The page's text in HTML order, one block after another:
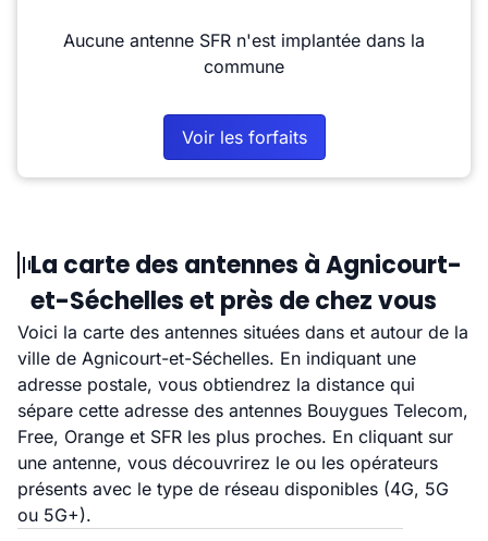
Aucune antenne SFR n'est implantée dans la
commune
Voir les forfaits
La carte des antennes à Agnicourt-
et-Séchelles et près de chez vous
Voici la carte des antennes situées dans et autour de la
ville de Agnicourt-et-Séchelles. En indiquant une
adresse postale, vous obtiendrez la distance qui
sépare cette adresse des antennes Bouygues Telecom,
Free, Orange et SFR les plus proches. En cliquant sur
une antenne, vous découvrirez le ou les opérateurs
présents avec le type de réseau disponibles (4G, 5G
ou 5G+).